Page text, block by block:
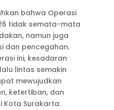
bahwa Operasi
tidak semata-mata
namun juga
dan pencegahan.
ini, kesadaran
lintas semakin
mewujudkan
ketertiban, dan
Kota Surakarta.